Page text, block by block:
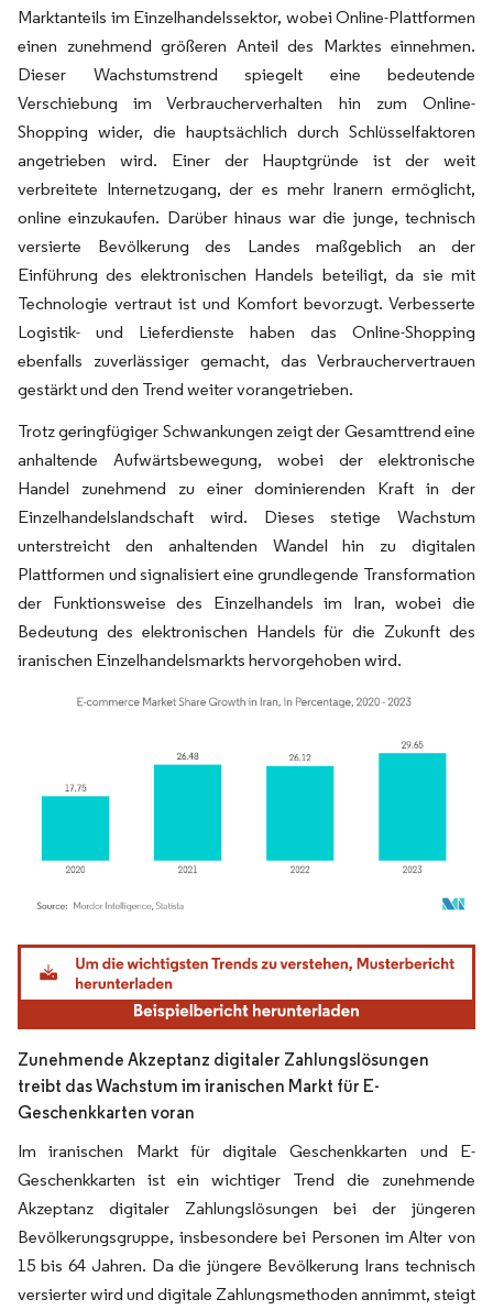
Marktanteils im Einzelhandelssektor, wobei Online-Plattformen
einen zunehmend größeren Anteil des Marktes einnehmen.
Dieser Wachstumstrend spiegelt eine bedeutende
Verschiebung im Verbraucherverhalten hin zum Online-
Shopping wider, die hauptsächlich durch Schlüsselfaktoren
angetrieben wird. Einer der Hauptgründe ist der weit
verbreitete Internetzugang, der es mehr Iranern ermöglicht,
online einzukaufen. Darüber hinaus war die junge, technisch
versierte Bevölkerung des Landes maßgeblich an der
Einführung des elektronischen Handels beteiligt, da sie mit
Technologie vertraut ist und Komfort bevorzugt. Verbesserte
Logistik- und Lieferdienste haben das Online-Shopping
ebenfalls zuverlässiger gemacht, das Verbrauchervertrauen
gestärkt und den Trend weiter vorangetrieben.
Trotz geringfügiger Schwankungen zeigt der Gesamttrend eine
anhaltende Aufwärtsbewegung, wobei der elektronische
Handel zunehmend zu einer dominierenden Kraft in der
Einzelhandelslandschaft wird. Dieses stetige Wachstum
unterstreicht den anhaltenden Wandel hin zu digitalen
Plattformen und signalisiert eine grundlegende Transformation
der Funktionsweise des Einzelhandels im Iran, wobei die
Bedeutung des elektronischen Handels für die Zukunft des
iranischen Einzelhandelsmarkts hervorgehoben wird.
Bild © Mordor Intelligence. Wiederverwendung erfordert Namensnennung gemäß
Zunehmende Akzeptanz digitaler Zahlungslösungen
treibt das Wachstum im iranischen Markt für E-
Geschenkkarten voran
Im iranischen Markt für digitale Geschenkkarten und E-
Geschenkkarten ist ein wichtiger Trend die zunehmende
Akzeptanz digitaler Zahlungslösungen bei der jüngeren
Bevölkerungsgruppe, insbesondere bei Personen im Alter von
15 bis 64 Jahren. Da die jüngere Bevölkerung Irans technisch
versierter wird und digitale Zahlungsmethoden annimmt, steigt